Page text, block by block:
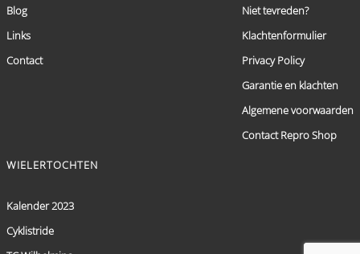
Blog
Links
Contact
Niet tevreden?
Klachtenformulier
Privacy Policy
Garantie en klachten
Algemene voorwaarden
Contact Repro Shop
WIELERTOCHTEN
Kalender 2023
Cyklistride